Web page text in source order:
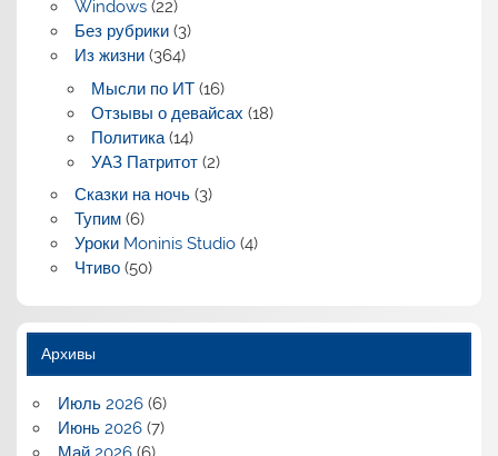
Windows(22)
Без рубрики(3)
Из жизни(364)
Мысли по ИТ(16)
Отзывы о девайсах (18)
Политика(14)
УАЗ Патритот(2)
Сказки на ночь(3)
Тупим(6)
Уроки Moninis Studio(4)
Чтиво(50)
Архивы
Июль 2026(6)
Июнь 2026(7)